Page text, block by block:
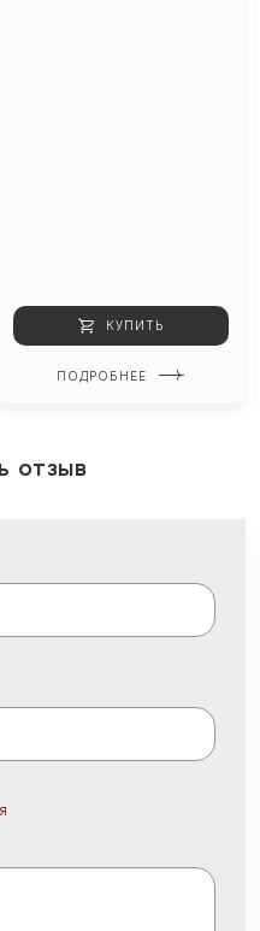
КУПИТЬ
ПОДРОБНЕЕ
отзыв